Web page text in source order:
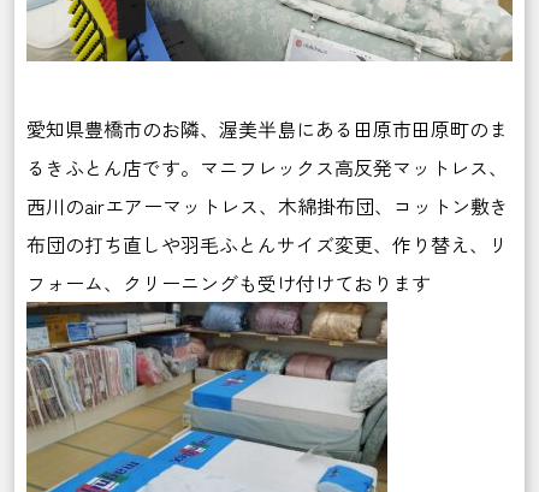
愛知県豊橋市のお隣、渥美半島にある田原市田原町のま
るきふとん店です。マニフレックス高反発マットレス、
西川のairエアーマットレス、木綿掛布団、コットン敷き
布団の打ち直しや羽毛ふとんサイズ変更、作り替え、リ
フォーム、クリーニングも受け付けております